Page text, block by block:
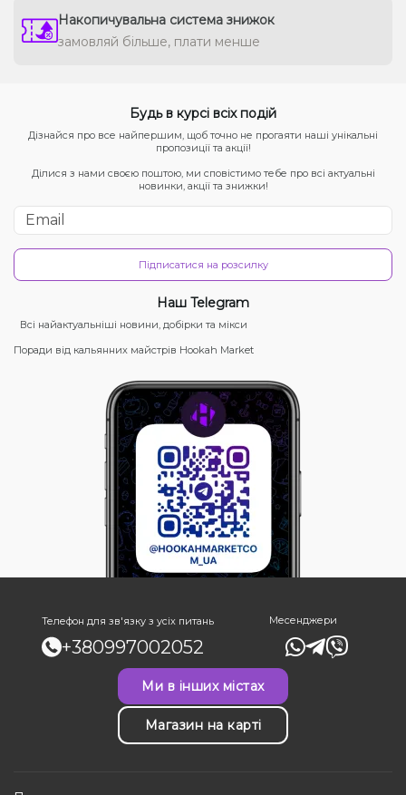
Накопичувальна система знижок
замовляй більше, плати менше
Будь в курсі всіх подій
Дізнайся про все найпершим, щоб точно не прогаяти наші унікальні
пропозиції та акції!
Ділися з нами своєю поштою, ми сповістимо тебе про всі актуальні
новинки, акції та знижки!
Підписатися на розсилку
Наш Telegram
Всі найактуальніші новини, добірки та мікси
Поради від кальянних майстрів Hookah Market
Телефон для зв'язку з усіх питань
+380997002052
Месенджери
Ми в інших містах
Магазин на карті